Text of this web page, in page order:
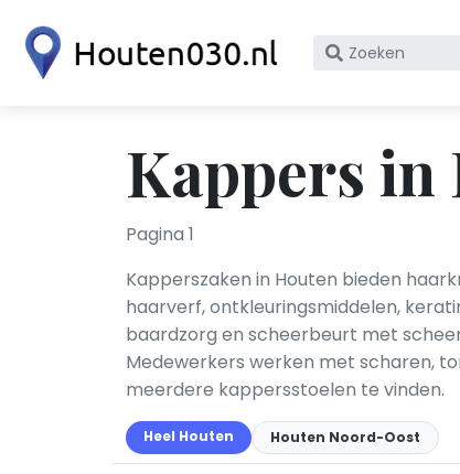
Zoek
KvK
nummer
Kappers in
Pagina 1
Kapperszaken in Houten bieden
haarverf, ontkleuringsmiddelen,
baardzorg en scheerbeurt met
Medewerkers werken met scharen,
meerdere kappersstoelen te vinden.
Heel Houten Houten Noord-Oost